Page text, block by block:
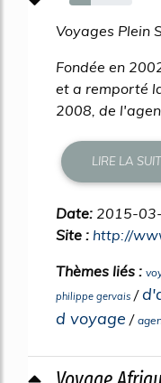
34%
Voyages Plein
Fondée en
et a remporté
2008, de
LIRE LA
Date: 2015-
Site : http://
Thèmes liés :
philippe gervais /
d voyage /